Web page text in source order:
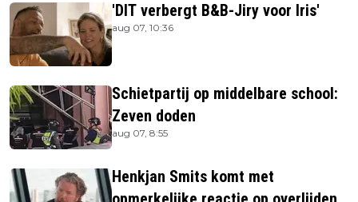
'DIT verbergt B&B-Jiry voor Iris'
aug 07, 10:36
Schietpartij op middelbare school:
Zeven doden
aug 07, 8:55
Henkjan Smits komt met